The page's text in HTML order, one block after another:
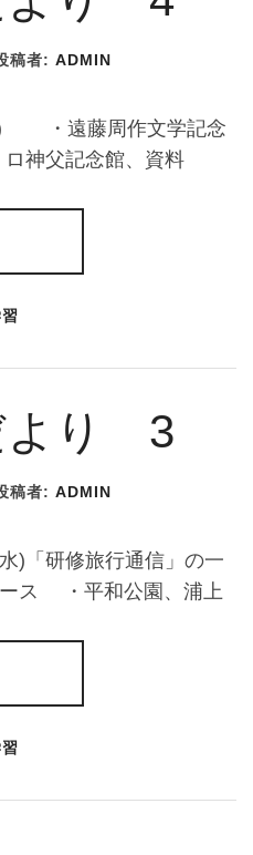
稿者: ADMIN
・遠藤周作文学記念
神父記念館、資料
より 3
稿者: ADMIN
)「研修旅行通信」の一
ス ・平和公園、浦上